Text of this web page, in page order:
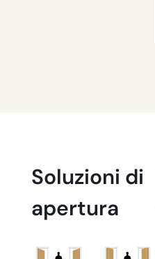
Soluzioni di
apertura